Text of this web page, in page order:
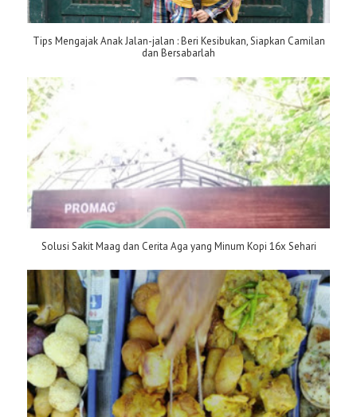
Tips Mengajak Anak Jalan-jalan : Beri Kesibukan, Siapkan Camilan
dan Bersabarlah
Solusi Sakit Maag dan Cerita Aga yang Minum Kopi 16x Sehari